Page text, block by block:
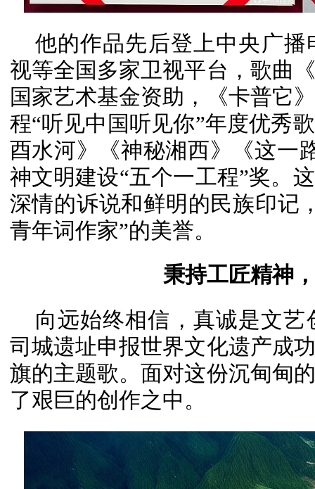
他的作品先后登上中央广
视等全国多家卫视平台，歌曲
国家艺术基金资助，《卡普它
程“听见中国听见你”年度优秀
酉水河》《神秘湘西》《这一
神文明建设“五个一工程”奖。
深情的诉说和鲜明的民族印记
青年词作家”的美誉。
秉持工匠精神
向远始终相信，真诚是文
司城遗址申报世界文化遗产成
旗的主题歌。面对这份沉甸甸
了艰巨的创作之中。